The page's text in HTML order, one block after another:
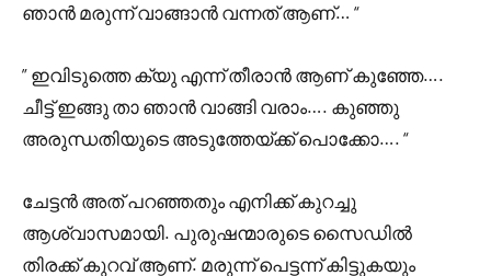
ഞാൻ മരുന്ന് വാങ്ങാൻ വന്നത് ആണ്… “
” ഇവിടുത്തെ ക്യു എന്ന് തീരാൻ ആണ് കുഞ്ഞേ….
ചീട്ട് ഇങ്ങു താ ഞാൻ വാങ്ങി വരാം…. കുഞ്ഞു
അരുന്ധതിയുടെ അടുത്തേയ്ക്ക് പൊക്കോ…. “
ചേട്ടൻ അത് പറഞ്ഞതും എനിക്ക് കുറച്ചു
ആശ്വാസമായി. പുരുഷന്മാരുടെ സൈഡിൽ
തിരക്ക് കുറവ് ആണ്. മരുന്ന് പെട്ടന്ന് കിട്ടുകയും